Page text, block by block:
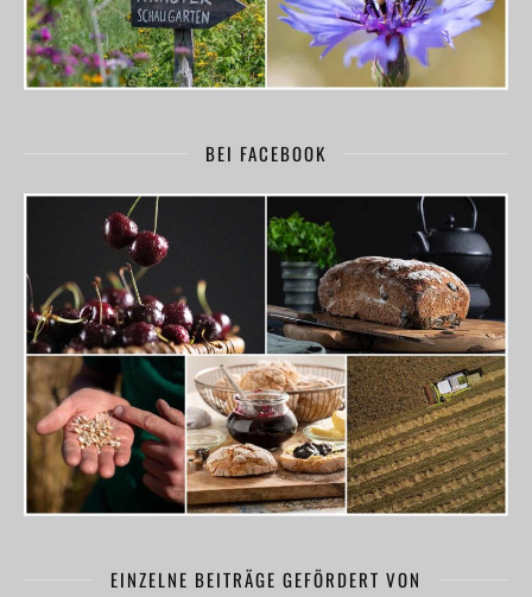
BEI FACEBOOK
EINZELNE BEITRÄGE GEFÖRDERT VON